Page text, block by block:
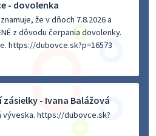
- dovolenka
že v dňoch 7.8.2026 a
z dôvodu čerpania dovolenky.
https://dubovce.sk?p=16573
- Ivana Balážová
výveska. https://dubovce.sk?